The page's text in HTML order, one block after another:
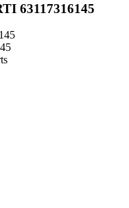
63117316145